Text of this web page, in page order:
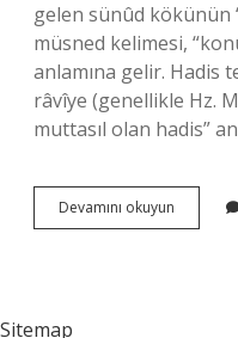
gelen sünûd kökünün
müsned kelimesi,
anlamına gelir. Hadis
râvîye (genellikle Hz.
muttasıl olan hadis”
Devamını okuyun Mütenahi
Ne
Sitemap